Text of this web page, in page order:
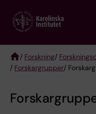
main
Breadcrumb
/ Forskning/
/ Forskargrupper/